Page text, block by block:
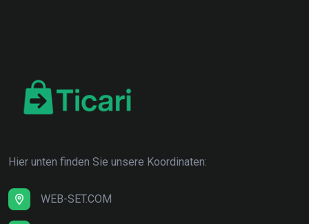
Hier unten finden Sie unsere Koordinaten:
WEB-SET.COM